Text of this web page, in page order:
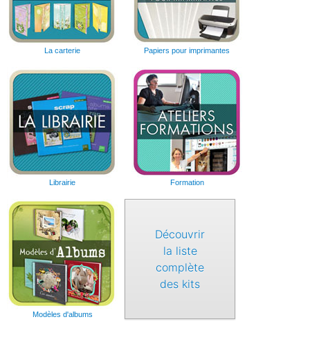
La carterie Papiers pour imprimantes
Librairie Formation
Modèles d'albums
Découvrir
la liste
complète
des kits